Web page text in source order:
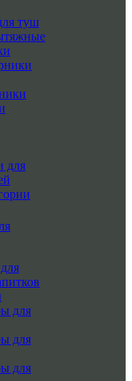
туш
для
для
для
для